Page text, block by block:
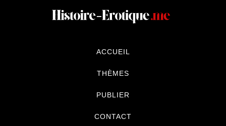
ACCUEIL
THÈMES
PUBLIER
CONTACT